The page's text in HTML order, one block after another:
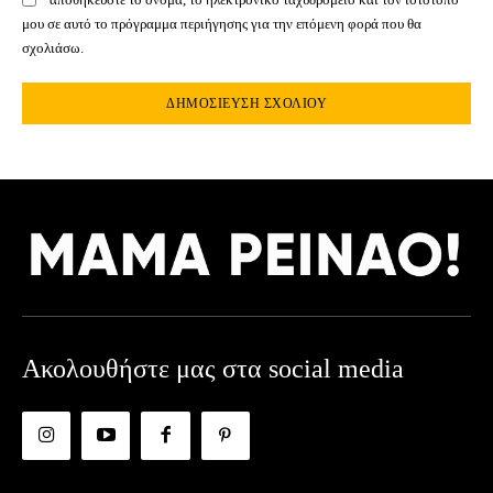
μου σε αυτό το πρόγραμμα περιήγησης για την επόμενη φορά που θα
σχολιάσω.
Ακολουθήστε μας στα social media